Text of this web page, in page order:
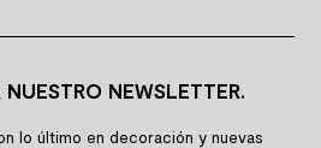
NEWSLETTER.
lo último en decoración y nuevas